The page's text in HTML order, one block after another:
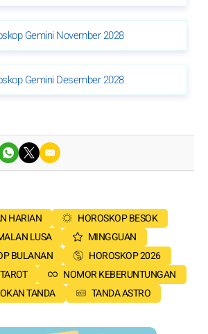
Gemini November 2028
Gemini Desember 2028
HARIAN
HOROSKOP BESOK
LUSA
MINGGUAN
BULANAN
HOROSKOP 2026
NOMOR KEBERUNTUNGAN
TANDA
TANDA ASTRO